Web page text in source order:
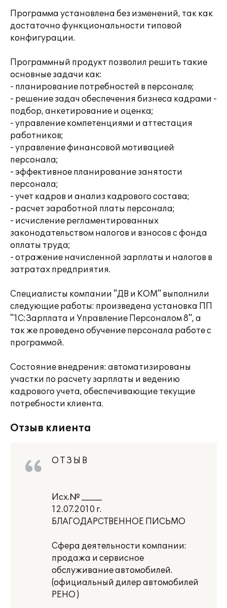
Программа установлена без изменений, так как
достаточно функциональности типовой
конфигурации.
Программный продукт позволил решить такие
основные задачи как:
- планирование потребностей в персонале;
- решение задач обеспечения бизнеса кадрами -
подбор, анкетирование и оценка;
- управление компетенциями и аттестация
работников;
- управление финансовой мотивацией
персонала;
- эффективное планирование занятости
персонала;
- учет кадров и анализ кадрового состава;
- расчет заработной платы персонала;
- исчисление регламентированных
законодательством налогов и взносов с фонда
оплаты труда;
- отражение начисленной зарплаты и налогов в
затратах предприятия.
Специалисты компании "ДВ и КОМ" выполнили
следующие работы: произведена установка ПП
"1С:Зарплата и Управление Персоналом 8", а
так же проведено обучение персонала работе с
программой.
Состояние внедрения: автоматизированы
участки по расчету зарплаты и ведению
кадрового учета, обеспечивающие текущие
потребности клиента.
Отзыв клиента
О Т З Ы В
Исх.№ _____
12.07.2010 г.
БЛАГОДАРСТВЕННОЕ ПИСЬМО
Сфера деятельности компании:
продажа и сервисное
обслуживание автомобилей.
(официальный дилер автомобилей
РЕНО )